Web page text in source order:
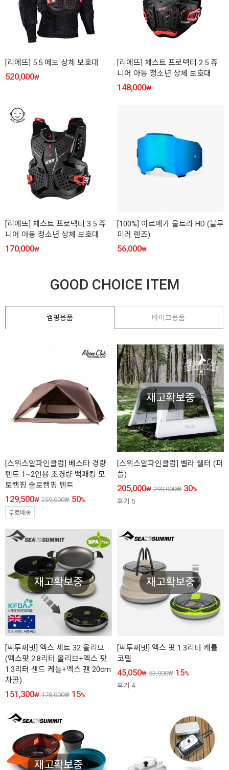
[리에뜨] 5.5 에보 상체 보호대
520,000₩
[리에뜨] 체스트 프로텍터 2.5 쥬
니어 아동 청소년 상체 보호대
148,000₩
[리에뜨] 체스트 프로텍터 3.5 쥬
니어 아동 청소년 상체 보호대
170,000₩
[100%] 아르메가 울트라 HD (블루
미러 렌즈)
56,000₩
GOOD CHOICE ITEM
캠핑용품 바이크용품
[스위스알파인클럽] 베스타 경량
텐트 1~2인용 초경량 백패킹 모
토캠핑 솔로캠핑 텐트
129,500₩ 259,000₩ 50%
무료배송
재고확보중
[스위스알파인클럽] 벨라 쉘터 (퍼
플)
205,000₩ 290,000₩ 30%
후기 5
재고확보중
[씨투써밋] 엑스 세트 32 올리브
(엑스팟 2.8리터 올리브+엑스 팟
1.3리터 샌드 케틀+엑스 팬 20cm
차콜)
151,300₩ 178,000₩ 15%
재고확보중
[씨투써밋] 엑스 팟 1.3리터 케틀
코펠
45,050₩ 53,000₩ 15%
후기 4
재고확보중